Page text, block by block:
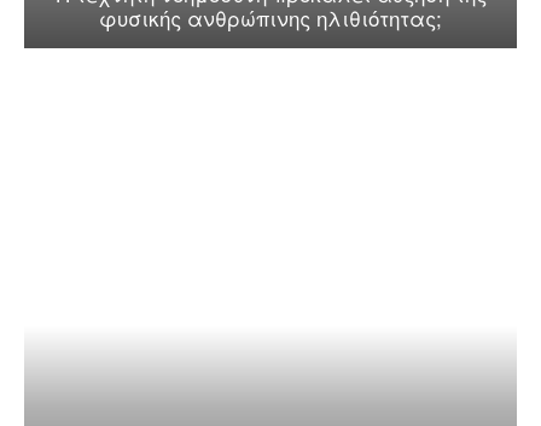
φυσικής ανθρώπινης ηλιθιότητας;